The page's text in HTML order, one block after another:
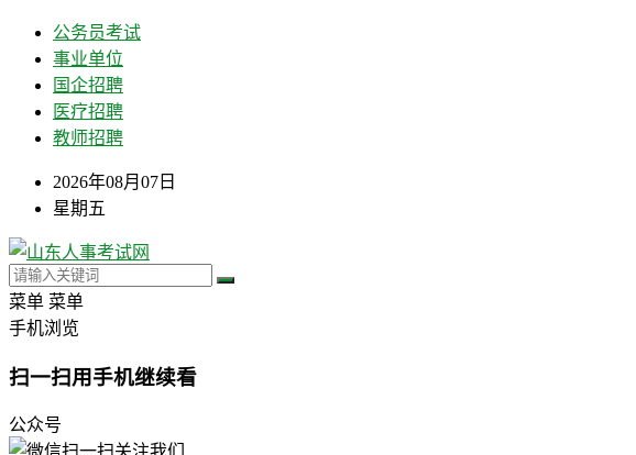
公务员考试
事业单位
国企招聘
医疗招聘
教师招聘
2026年08月07日
星期五
菜单 菜单
手机浏览
扫一扫用手机继续看
公众号